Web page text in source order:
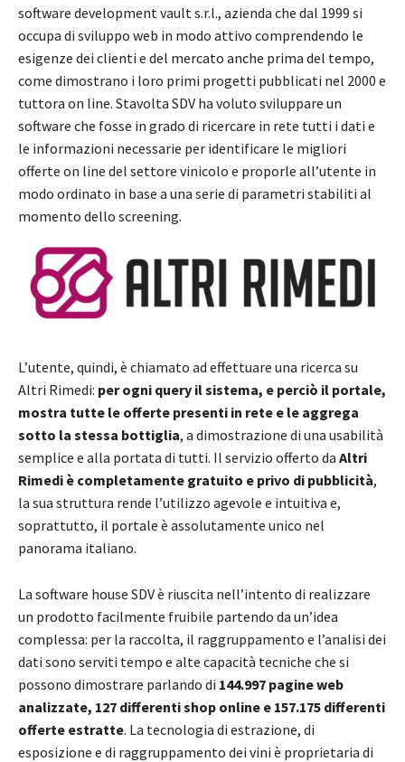
software development vault s.r.l., azienda che dal 1999 si
occupa di sviluppo web in modo attivo comprendendo le
esigenze dei clienti e del mercato anche prima del tempo,
come dimostrano i loro primi progetti pubblicati nel 2000 e
tuttora on line. Stavolta SDV ha voluto sviluppare un
software che fosse in grado di ricercare in rete tutti i dati e
le informazioni necessarie per identificare le migliori
offerte on line del settore vinicolo e proporle all’utente in
modo ordinato in base a una serie di parametri stabiliti al
momento dello screening.
L’utente, quindi, è chiamato ad effettuare una ricerca su
Altri Rimedi: per ogni query il sistema, e perciò il portale,
mostra tutte le offerte presenti in rete e le aggrega
sotto la stessa bottiglia, a dimostrazione di una usabilità
semplice e alla portata di tutti. Il servizio offerto da Altri
Rimedi è completamente gratuito e privo di pubblicità,
la sua struttura rende l’utilizzo agevole e intuitiva e,
soprattutto, il portale è assolutamente unico nel
panorama italiano.
La software house SDV è riuscita nell’intento di realizzare
un prodotto facilmente fruibile partendo da un’idea
complessa: per la raccolta, il raggruppamento e l’analisi dei
dati sono serviti tempo e alte capacità tecniche che si
possono dimostrare parlando di 144.997 pagine web
analizzate, 127 differenti shop online e 157.175 differenti
offerte estratte. La tecnologia di estrazione, di
esposizione e di raggruppamento dei vini è proprietaria di